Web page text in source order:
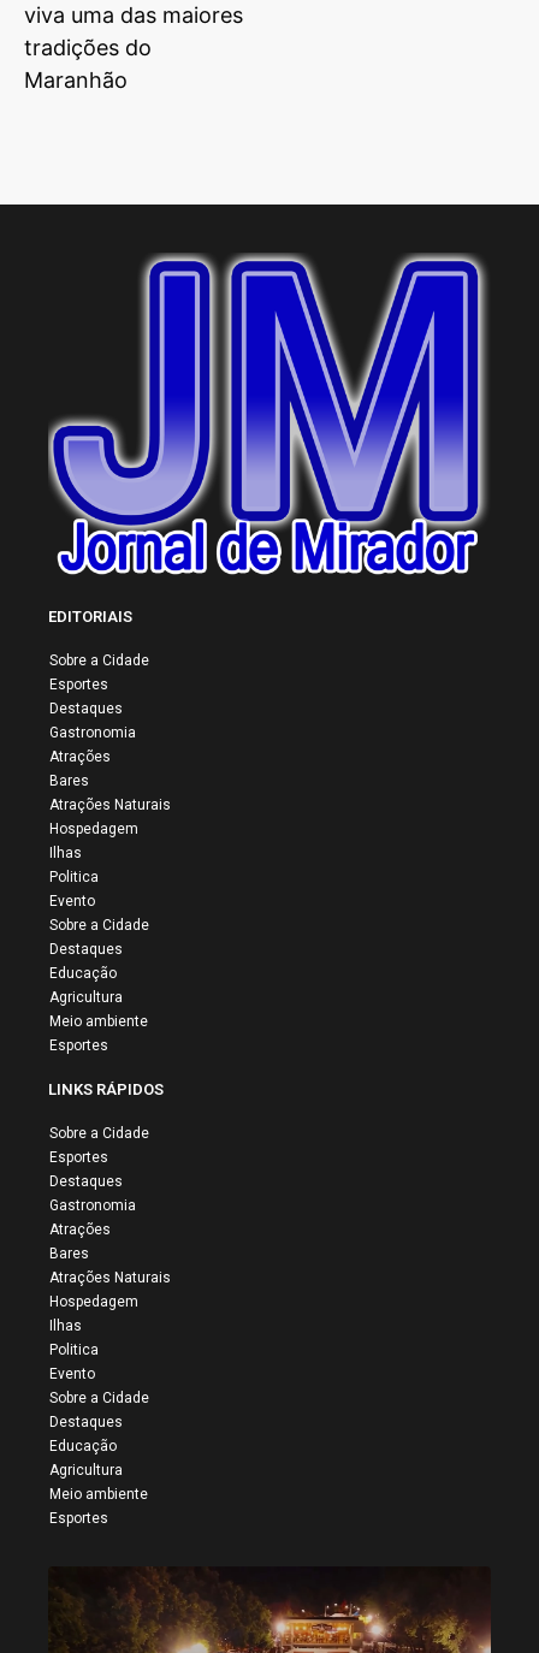
viva uma das maiores
tradições do
Maranhão
EDITORIAIS
Sobre a Cidade
Esportes
Destaques
Gastronomia
Atrações
Bares
Atrações Naturais
Hospedagem
Ilhas
Politica
Evento
Sobre a Cidade
Destaques
Educação
Agricultura
Meio ambiente
Esportes
LINKS RÁPIDOS
Sobre a Cidade
Esportes
Destaques
Gastronomia
Atrações
Bares
Atrações Naturais
Hospedagem
Ilhas
Politica
Evento
Sobre a Cidade
Destaques
Educação
Agricultura
Meio ambiente
Esportes